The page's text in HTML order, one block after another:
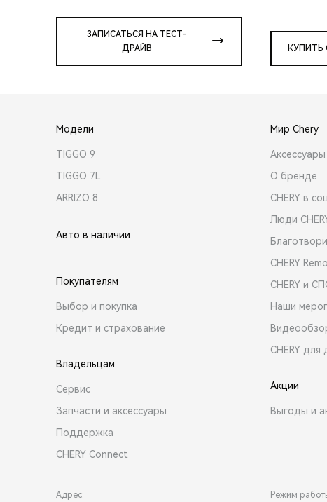
ЗАПИСАТЬСЯ НА ТЕСТ-
ДРАЙВ
КУПИТЬ
Модели
TIGGO 9
TIGGO 7L
ARRIZO 8
Авто в наличии
Покупателям
Выбор и покупка
Кредит и страхование
Владельцам
Сервис
Запчасти и аксессуары
Поддержка
CHERY Connect
Мир Chery
Аксессуары
О бренде
CHERY в
Люди
CHERY
CHERY и
Наши
CHERY для
Акции
Выгоды и
Адрес: Режим